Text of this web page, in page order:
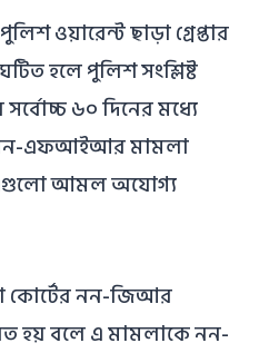
ওয়ারেন্ট ছাড়া গ্রেপ্তার
হলে পুলিশ সংশ্লিষ্ট
৬০ দিনের মধ্যে
নন-এফআইআর মামলা
আমল অযোগ্য
কোর্টের নন-জিআর
হয় বলে এ মামলাকে নন-